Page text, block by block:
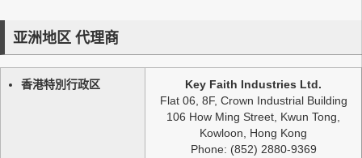
亚洲地区 代理商
香港特別行政区
Key Faith Industries Ltd.
Flat 06, 8F, Crown Industrial Building
106 How Ming Street, Kwun Tong,
Kowloon, Hong Kong
Phone: (852) 2880-9369